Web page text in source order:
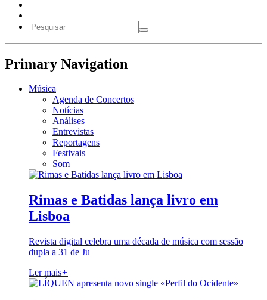
Primary Navigation
Música
Agenda de Concertos
Notícias
Análises
Entrevistas
Reportagens
Festivais
Som
Rimas e Batidas lança livro em
Lisboa
Revista digital celebra uma década de música com sessão
dupla a 31 de Ju
Ler mais+